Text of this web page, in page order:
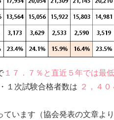
１７．７％と直近５年では最低
１次試験合格者数は ２，４
います（協会発表の文章より